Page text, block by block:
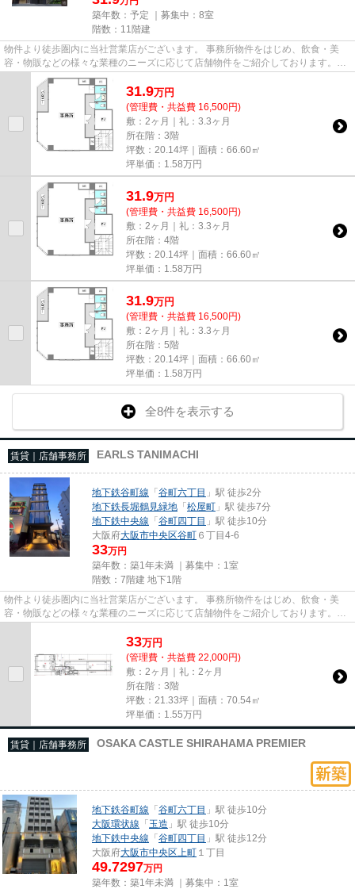
築年数：予定 ｜募集中： 8室
階数：11階建
物件より徒歩圏内に当社営業店がございます。 事務所物件をはじめ、飲食・美
容・物販などの様々な業種のニーズに応じて店舗物件をご紹介しております。
尚、弊社ではおとり広告は一切...
31.9万円
(管理費・共益費 16,500円)
敷：2ヶ月｜礼：3.3ヶ月
所在階：3階
坪数：20.14坪｜面積：66.60㎡
坪単価： 1.58万円
31.9万円
(管理費・共益費 16,500円)
敷：2ヶ月｜礼：3.3ヶ月
所在階：4階
坪数：20.14坪｜面積：66.60㎡
坪単価： 1.58万円
31.9万円
(管理費・共益費 16,500円)
敷：2ヶ月｜礼：3.3ヶ月
所在階：5階
坪数：20.14坪｜面積：66.60㎡
坪単価： 1.58万円
全8件を表示する
賃貸｜店舗事務所 EARLS TANIMACHI
地下鉄谷町線 「谷町六丁目 」駅 徒歩2分
地下鉄長堀鶴見緑地 「松屋町 」駅 徒歩7分
地下鉄中央線 「谷町四丁目 」駅 徒歩10分
大阪府大阪市中央区谷町 ６丁目4-6
33万円
築年数：築1年未満 ｜募集中： 1室
階数：7階建 地下1階
物件より徒歩圏内に当社営業店がございます。 事務所物件をはじめ、飲食・美
容・物販などの様々な業種のニーズに応じて店舗物件をご紹介しております。
尚、弊社ではおとり広告は一切...
33万円
(管理費・共益費 22,000円)
敷：2ヶ月｜礼：2ヶ月
所在階：3階
坪数：21.33坪｜面積：70.54㎡
坪単価： 1.55万円
賃貸｜店舗事務所 OSAKA CASTLE SHIRAHAMA PREMIER
地下鉄谷町線 「谷町六丁目 」駅 徒歩10分
大阪環状線 「玉造 」駅 徒歩10分
地下鉄中央線 「谷町四丁目 」駅 徒歩12分
大阪府大阪市中央区 上町 １丁目
49.7297万円
築年数：築1年未満 ｜募集中： 1室